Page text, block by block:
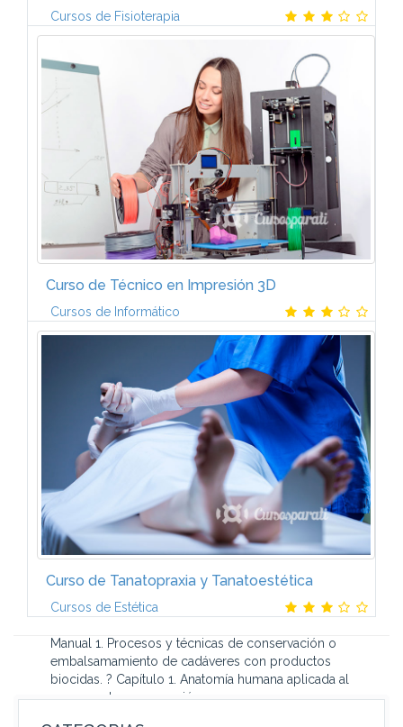
Cursos de Fisioterapia
Unidad 1. Conceptos básicos de Fisioterapia y
Patologías del aparato locomotor Conceptos
básicos de la Fisioterapia Patología traumática
Principales lesiones...
Curso de Técnico en Impresión 3D
Cursos de Informático
1. El primer tema es una amplia introducción a los
fundamentos y tecnología de la impresión en 3D. 2.
En el segundo tema continuarás con las impresoras
de filamento fundido...
Curso de Tanatopraxia y Tanatoestética
Cursos de Estética
Manual 1. Procesos y técnicas de conservación o
embalsamamiento de cadáveres con productos
biocidas. ? Capítulo 1. Anatomía humana aplicada al
proceso de conservación y...